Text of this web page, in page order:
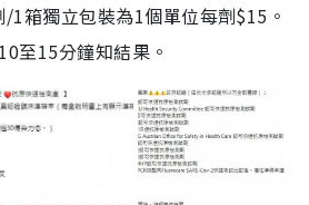
1箱獨立包裝為1個單位每劑$15。
至15分鐘知結果。